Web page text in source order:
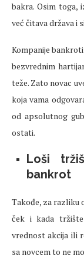
bakra. Osim toga,
već čitava država i
Kompanije
bezvrednim
teže. Zato novac
koja vama
od apsolutnog
ostati.
Loši
bankrot
Takođe, za razliku
ček i kada
vrednost akcija ili
sa novcem to ne